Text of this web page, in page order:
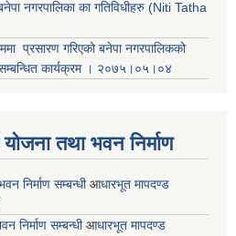
नगरपालिका का गतिविधीहरु (Niti Tatha
प्रसारण गरिएकोबनेपा नगरपालिकको
कार्यक्रम । २०७५।०५।०४
तथा भवन निर्माण
निर्माण सम्बन्धीआधारभूत मापदण्ड
निर्माण सम्बन्धीआधारभूत मापदण्ड